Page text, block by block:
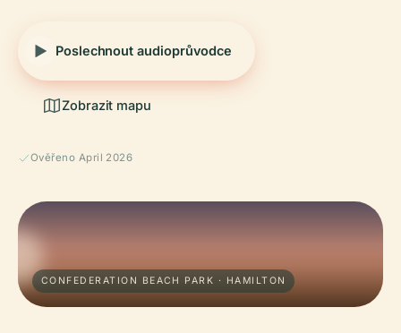
Poslechnout audioprůvodce
Zobrazit mapu
Ověřeno April 2026
CONFEDERATION BEACH PARK · HAMILTON